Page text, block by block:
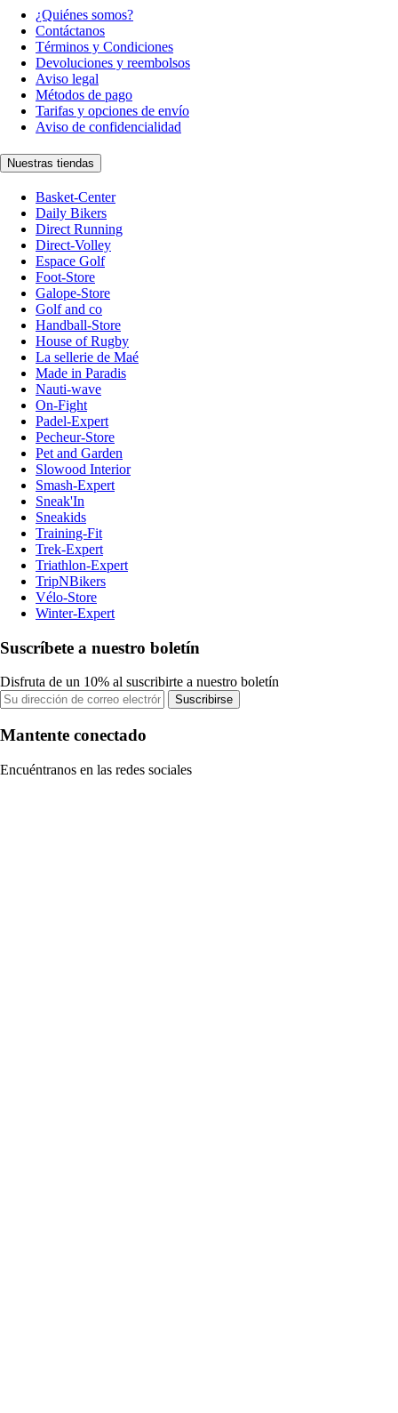
¿Quiénes somos?
Contáctanos
Términos y Condiciones
Devoluciones y reembolsos
Aviso legal
Métodos de pago
Tarifas y opciones de envío
Aviso de confidencialidad
Nuestras tiendas
Basket-Center
Daily Bikers
Direct Running
Direct-Volley
Espace Golf
Foot-Store
Galope-Store
Golf and co
Handball-Store
House of Rugby
La sellerie de Maé
Made in Paradis
Nauti-wave
On-Fight
Padel-Expert
Pecheur-Store
Pet and Garden
Slowood Interior
Smash-Expert
Sneak'In
Sneakids
Training-Fit
Trek-Expert
Triathlon-Expert
TripNBikers
Vélo-Store
Winter-Expert
Suscríbete a nuestro boletín
Disfruta de un 10% al suscribirte a nuestro boletín
Suscribirse
Mantente conectado
Encuéntranos en las redes sociales